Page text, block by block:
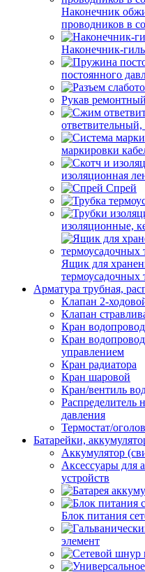
Наконечник
проводников в
Наконечник-
постоянного
Рукав
ответвительный,
маркировки
изоляционная
Спрей
изоляционные,
Ящик для
термоусадочных
Арматура трубная,
Клапан 2-
Клапан
Кран
Кран
управлением
Кран радиатора
Кран шаровой
Кран/вентиль
Распределитель
давления
Термостат/
Батарейки,
Аккумулятор
Аксессуары для
устройств
Блок питания
элемент